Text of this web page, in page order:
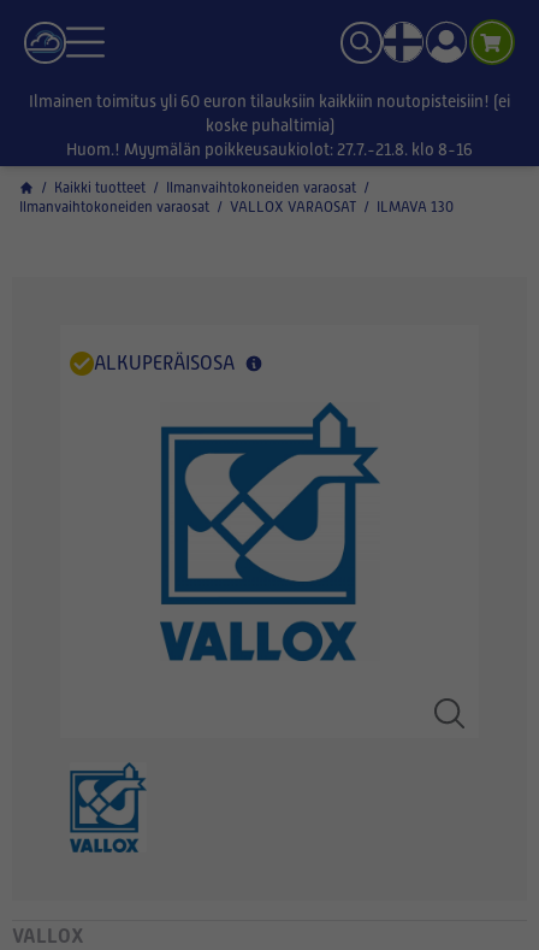
Ilmainen toimitus yli 60 euron tilauksiin kaikkiin noutopisteisiin! (ei
koske puhaltimia)
Huom.! Myymälän poikkeusaukiolot: 27.7.-21.8. klo 8-16
/ Kaikki tuotteet / Ilmanvaihtokoneiden varaosat /
Ilmanvaihtokoneiden varaosat / VALLOX VARAOSAT / ILMAVA 130
ALKUPERÄISOSA
VALLOX